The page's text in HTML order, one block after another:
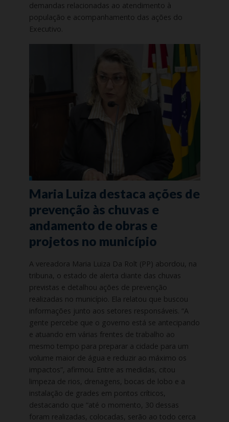
demandas relacionadas ao atendimento à
população e acompanhamento das ações do
Executivo.
Maria Luiza destaca ações de
prevenção às chuvas e
andamento de obras e
projetos no município
A vereadora Maria Luiza Da Rolt (PP) abordou, na
tribuna, o estado de alerta diante das chuvas
previstas e detalhou ações de prevenção
realizadas no município. Ela relatou que buscou
informações junto aos setores responsáveis. “A
gente percebe que o governo está se antecipando
e atuando em várias frentes de trabalho ao
mesmo tempo para preparar a cidade para um
volume maior de água e reduzir ao máximo os
impactos”, afirmou. Entre as medidas, citou
limpeza de rios, drenagens, bocas de lobo e a
instalação de grades em pontos críticos,
destacando que “até o momento, 30 dessas
foram realizadas, colocadas, serão ao todo cerca